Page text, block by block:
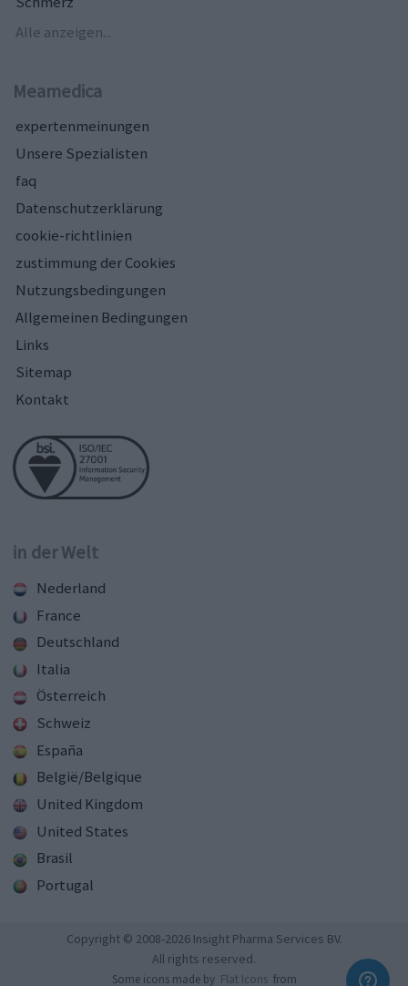
Alle anzeigen...
Meamedica
expertenmeinungen
Unsere Spezialisten
faq
Datenschutzerklärung
cookie-richtlinien
zustimmung der Cookies
Nutzungsbedingungen
Allgemeinen Bedingungen
Links
Sitemap
Kontakt
in der Welt
Nederland
France
Deutschland
Italia
Österreich
Schweiz
España
België/Belgique
United Kingdom
United States
Brasil
Portugal
Copyright © 2008-2026 Insight Pharma Services BV.
All rights reserved.
Some icons made by Flat Icons from